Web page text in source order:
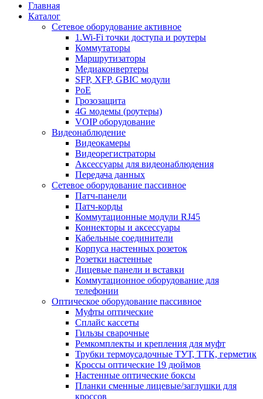
Главная
Каталог
Сетевое оборудование активное
1.Wi-Fi точки доступа и роутеры
Коммутаторы
Маршрутизаторы
Медиаконвертеры
SFP, XFP, GBIC модули
PoE
Грозозащита
4G модемы (роутеры)
VOIP оборудование
Видеонаблюдение
Видеокамеры
Видеорегистраторы
Аксессуары для видеонаблюдения
Передача данных
Сетевое оборудование пассивное
Патч-панели
Патч-корды
Коммутационные модули RJ45
Коннекторы и аксессуары
Кабельные соединители
Корпуса настенных розеток
Розетки настенные
Лицевые панели и вставки
Коммутационное оборудование для
телефонии
Оптическое оборудование пассивное
Муфты оптические
Сплайс кассеты
Гильзы сварочные
Ремкомплекты и крепления для муфт
Трубки термоусадочные ТУТ, ТТК, герметик
Кроссы оптические 19 дюймов
Настенные оптические боксы
Планки сменные лицевые/заглушки для
кроссов